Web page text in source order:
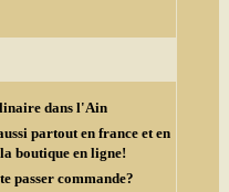
dans l'Ain
partout en france et en
boutique en ligne!
passer commande?